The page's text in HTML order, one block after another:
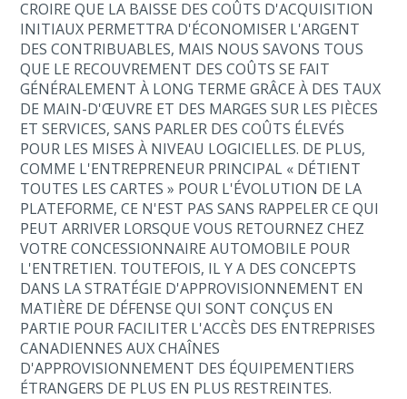
CROIRE QUE LA BAISSE DES COÛTS D'ACQUISITION
INITIAUX PERMETTRA D'ÉCONOMISER L'ARGENT
DES CONTRIBUABLES, MAIS NOUS SAVONS TOUS
QUE LE RECOUVREMENT DES COÛTS SE FAIT
GÉNÉRALEMENT À LONG TERME GRÂCE À DES TAUX
DE MAIN-D'ŒUVRE ET DES MARGES SUR LES PIÈCES
ET SERVICES, SANS PARLER DES COÛTS ÉLEVÉS
POUR LES MISES À NIVEAU LOGICIELLES. DE PLUS,
COMME L'ENTREPRENEUR PRINCIPAL « DÉTIENT
TOUTES LES CARTES » POUR L'ÉVOLUTION DE LA
PLATEFORME, CE N'EST PAS SANS RAPPELER CE QUI
PEUT ARRIVER LORSQUE VOUS RETOURNEZ CHEZ
VOTRE CONCESSIONNAIRE AUTOMOBILE POUR
L'ENTRETIEN. TOUTEFOIS, IL Y A DES CONCEPTS
DANS LA STRATÉGIE D'APPROVISIONNEMENT EN
MATIÈRE DE DÉFENSE QUI SONT CONÇUS EN
PARTIE POUR FACILITER L'ACCÈS DES ENTREPRISES
CANADIENNES AUX CHAÎNES
D'APPROVISIONNEMENT DES ÉQUIPEMENTIERS
ÉTRANGERS DE PLUS EN PLUS RESTREINTES.